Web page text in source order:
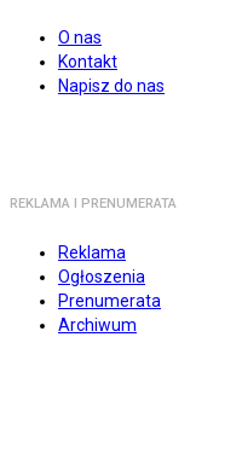
O nas
Kontakt
Napisz do nas
REKLAMA I PRENUMERATA
Reklama
Ogłoszenia
Prenumerata
Archiwum